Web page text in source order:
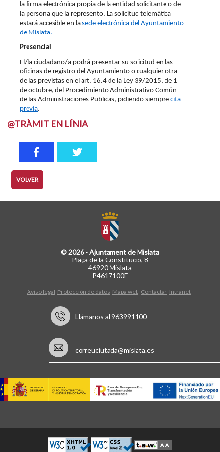
la firma electrónica propia de la entidad solicitante o de
la persona que la represento. La solicitud telemática
estará accesible en lasede electrónica del Ayuntamiento
de Mislata.
Presencial
El/la ciudadano/a podrá presentar su solicitud en las
oficinas de registro del Ayuntamiento o cualquier otra
de las previstas en el art. 16.4 de la Ley 39/2015, de 1
de octubre, del Procedimiento Administrativo Común
de las Administraciones Públicas, pidiendo siemprecita
previa.
@TRÀMIT EN LÍNIA
VOLVER
© 2026 - Ajuntament de Mislata
Plaça de la Constitució, 8
46920 Mislata
P4617100E
Aviso legal Protección de datos Mapa web Contactar Intranet
Llámanos al 963991100
correuciutada@mislata.es